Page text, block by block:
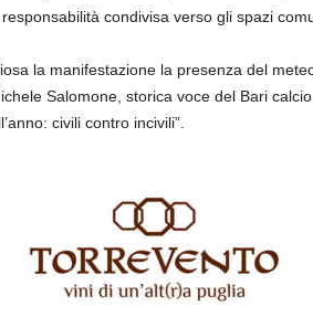
condivisa verso gli spazi
la manifestazione la presenza del
Salomone, storica voce del Bari
civili contro incivili”.